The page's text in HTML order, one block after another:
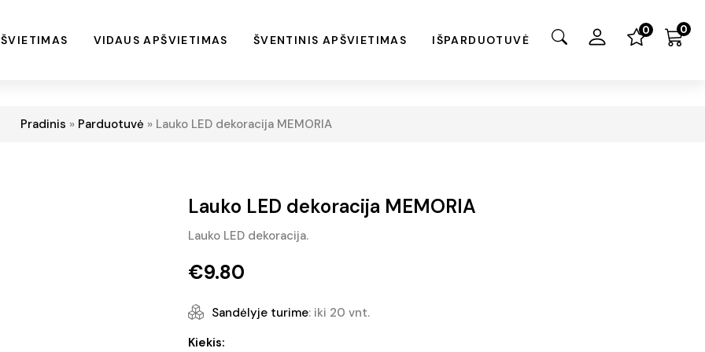
0 0
VIDAUS APŠVIETIMAS ŠVENTINIS APŠVIETIMAS IŠPARDUOTUVĖ
Pradinis » Parduotuvė » Lauko LED dekoracija MEMORIA
Lauko LED dekoracija MEMORIA
Lauko LED dekoracija.
€9.80
Sandėlyje turime: iki 20 vnt.
produkto
Kiekis: